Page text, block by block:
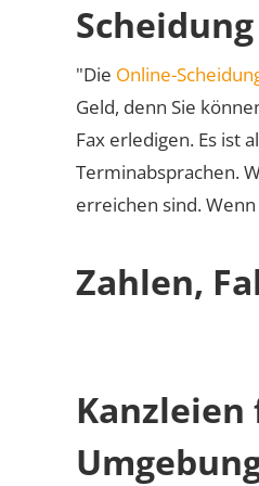
"Die Online-
Geld, denn Sie
Fax erledigen. Es ist
Terminabsprachen.
erreichen sind.
Zahlen,